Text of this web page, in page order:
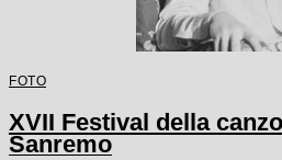
FOTO
XVII Festival della
Sanremo